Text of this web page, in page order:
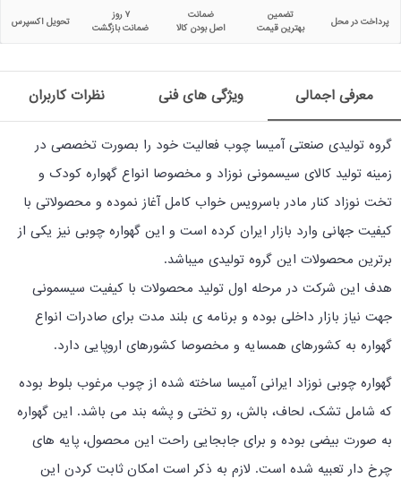
پرداخت در محل
تضمین
بهترین قیمت
ضمانت
اصل بودن کالا
۷ روز
ضمانت بازگشت
تحویل اکسپرس
معرفی اجمالی ویژگی های فنی نظرات کاربران
گروه تولیدی صنعتی آمیسا چوب فعالیت خود را بصورت تخصصی در
زمینه تولید کالای سیسمونی نوزاد و مخصوصا انواع گهواره کودک و
تخت نوزاد کنار مادر باسرویس خواب کامل آغاز نموده و محصولاتی با
کیفیت جهانی وارد بازار ایران کرده است و این گهواره چوبی نیز یکی از
برترین محصولات این گروه تولیدی میباشد.
هدف این شرکت در مرحله اول تولید محصولات با کیفیت سیسمونی
جهت نیاز بازار داخلی بوده و برنامه ی بلند مدت برای صادرات انواع
گهواره به کشورهای همسایه و مخصوصا کشورهای اروپایی دارد.
گهواره چوبی نوزاد ایرانی آمیسا ساخته شده از چوب مرغوب بلوط بوده
که شامل تشک، لحاف، بالش، رو تختی و پشه بند می باشد. این گهواره
به صورت بیضی بوده و برای جابجایی راحت این محصول، پایه های
چرخ دار تعبیه شده است. لازم به ذکر است امکان ثابت کردن این